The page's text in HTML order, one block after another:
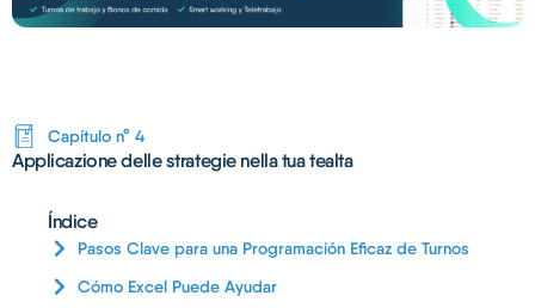
Capítulo n° 4
Applicazione delle strategie nella tua tealta
Índice
Pasos Clave para una Programación Eficaz de Turnos
Cómo Excel Puede Ayudar